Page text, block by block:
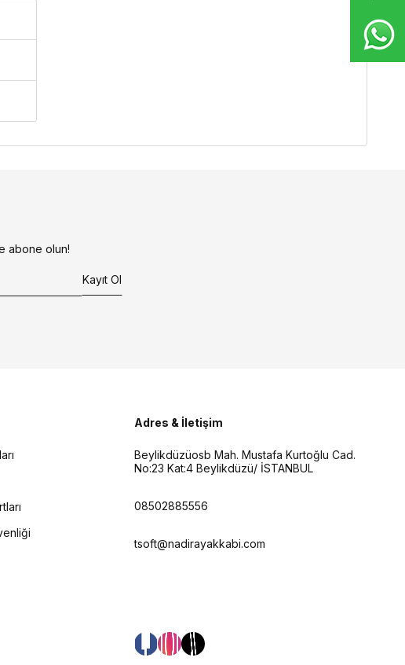
abone olun!
Kayıt Ol
Adres & İletişim
Beylikdüzüosb Mah. Mustafa Kurtoğlu Cad.
No:23 Kat:4 Beylikdüzü/ İSTANBUL
08502885556
tsoft@nadirayakkabi.com